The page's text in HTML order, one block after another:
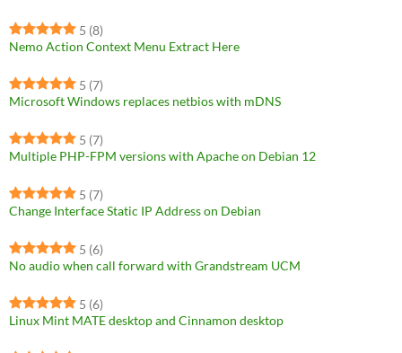
5 (8)
Nemo Action Context Menu Extract Here
5 (7)
Microsoft Windows replaces netbios with mDNS
5 (7)
Multiple PHP-FPM versions with Apache on Debian 12
5 (7)
Change Interface Static IP Address on Debian
5 (6)
No audio when call forward with Grandstream UCM
5 (6)
Linux Mint MATE desktop and Cinnamon desktop